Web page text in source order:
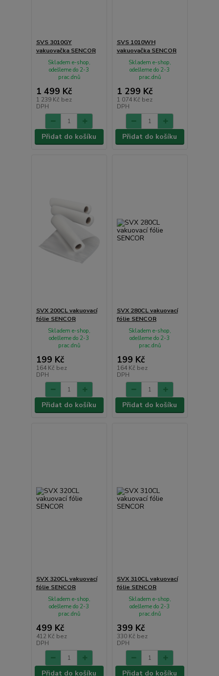
SVS 3010GY
vakuovačka SENCOR
1 499 Kč
1 239 Kč bez
DPH
Skladem e-shop,
odešleme do 2-3
prac.dnů
Přidat do košíku
SVS 1010WH
vakuovačka SENCOR
1 299 Kč
1 074 Kč bez
DPH
Skladem e-shop,
odešleme do 2-3
prac.dnů
Přidat do košíku
SVX 200CL vakuovací
fólie SENCOR
199 Kč
164 Kč bez
DPH
Skladem e-shop,
odešleme do 2-3
prac.dnů
Přidat do košíku
SVX 280CL vakuovací
fólie SENCOR
199 Kč
164 Kč bez
DPH
Skladem e-shop,
odešleme do 2-3
prac.dnů
Přidat do košíku
SVX 320CL vakuovací
fólie SENCOR
499 Kč
412 Kč bez
DPH
Skladem e-shop,
odešleme do 2-3
prac.dnů
Přidat do košíku
SVX 310CL vakuovací
fólie SENCOR
399 Kč
330 Kč bez
DPH
Skladem e-shop,
odešleme do 2-3
prac.dnů
Přidat do košíku